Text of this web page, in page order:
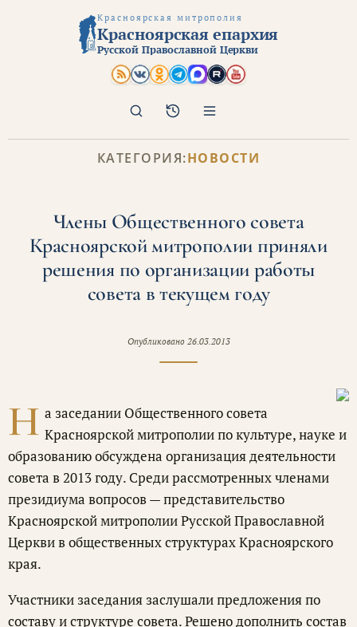
Красноярская митрополия
Красноярская епархия
Русской Православной Церкви
Архив
Поиск
КАТЕГОРИЯ:НОВОСТИ
Члены Общественного совета
Красноярской митрополии приняли
решения по организации работы
совета в текущем году
Опубликовано 26.03.2013
Н а заседании Общественного совета
Красноярской митрополии по культуре, науке и
образованию обсуждена организация деятельности
совета в 2013 году. Среди рассмотренных членами
президиума вопросов — представительство
Красноярской митрополии Русской Православной
Церкви в общественных структурах Красноярского
края.
Участники заседания заслушали предложения по
составу и структуре совета. Решено дополнить состав